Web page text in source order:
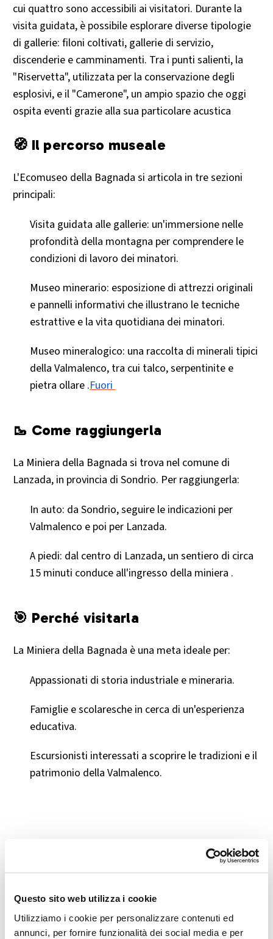
Questo sito web utilizza i cookie
Utilizziamo i cookie per personalizzare contenuti ed
annunci, per fornire funzionalità dei social media e per
cui quattro sono accessibili ai visitatori. Durante la
visita guidata, è possibile esplorare diverse tipologie
di gallerie: filoni coltivati, gallerie di servizio,
discenderie e camminamenti. Tra i punti salienti, la
"Riservetta", utilizzata per la conservazione degli
esplosivi, e il "Camerone", un ampio spazio che oggi
ospita eventi grazie alla sua particolare acustica
🧭 Il percorso museale
L'Ecomuseo della Bagnada si articola in tre sezioni
principali:​
Visita guidata alle gallerie: un'immersione nelle
profondità della montagna per comprendere le
condizioni di lavoro dei minatori.​
Museo minerario: esposizione di attrezzi originali
e pannelli informativi che illustrano le tecniche
estrattive e la vita quotidiana dei minatori.​
Museo mineralogico: una raccolta di minerali tipici
della Valmalenco, tra cui talco, serpentinite e
pietra ollare .​Fuori
🥾 Come raggiungerla
La Miniera della Bagnada si trova nel comune di
Lanzada, in provincia di Sondrio. Per raggiungerla:​
In auto: da Sondrio, seguire le indicazioni per
Valmalenco e poi per Lanzada.​
A piedi: dal centro di Lanzada, un sentiero di circa
15 minuti conduce all'ingresso della miniera .​
🎯 Perché visitarla
La Miniera della Bagnada è una meta ideale per:
Appassionati di storia industriale e mineraria.​
Famiglie e scolaresche in cerca di un'esperienza
educativa.​
Escursionisti interessati a scoprire le tradizioni e il
patrimonio della Valmalenco.
🏘️ Scopri il comune di